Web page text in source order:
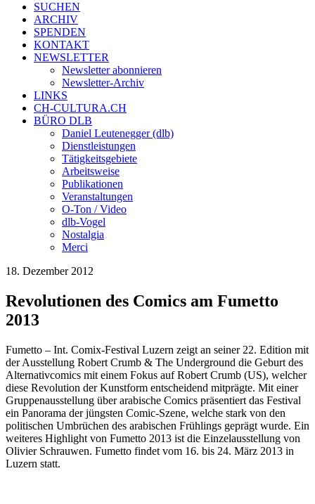
SUCHEN
ARCHIV
SPENDEN
KONTAKT
NEWSLETTER
Newsletter abonnieren
Newsletter-Archiv
LINKS
CH-CULTURA.CH
BÜRO DLB
Daniel Leutenegger (dlb)
Dienstleistungen
Tätigkeitsgebiete
Arbeitsweise
Publikationen
Veranstaltungen
O-Ton / Video
dlb-Vogel
Nostalgia
Merci
18. Dezember 2012
Revolutionen des Comics am Fumetto
2013
Fumetto – Int. Comix-Festival Luzern zeigt an seiner 22. Edition mit
der Ausstellung Robert Crumb & The Underground die Geburt des
Alternativcomics mit einem Fokus auf Robert Crumb (US), welcher
diese Revolution der Kunstform entscheidend mitprägte. Mit einer
Gruppenausstellung über arabische Comics präsentiert das Festival
ein Panorama der jüngsten Comic-Szene, welche stark von den
politischen Umbrüchen des arabischen Frühlings geprägt wurde. Ein
weiteres Highlight von Fumetto 2013 ist die Einzelausstellung von
Olivier Schrauwen. Fumetto findet vom 16. bis 24. März 2013 in
Luzern statt.